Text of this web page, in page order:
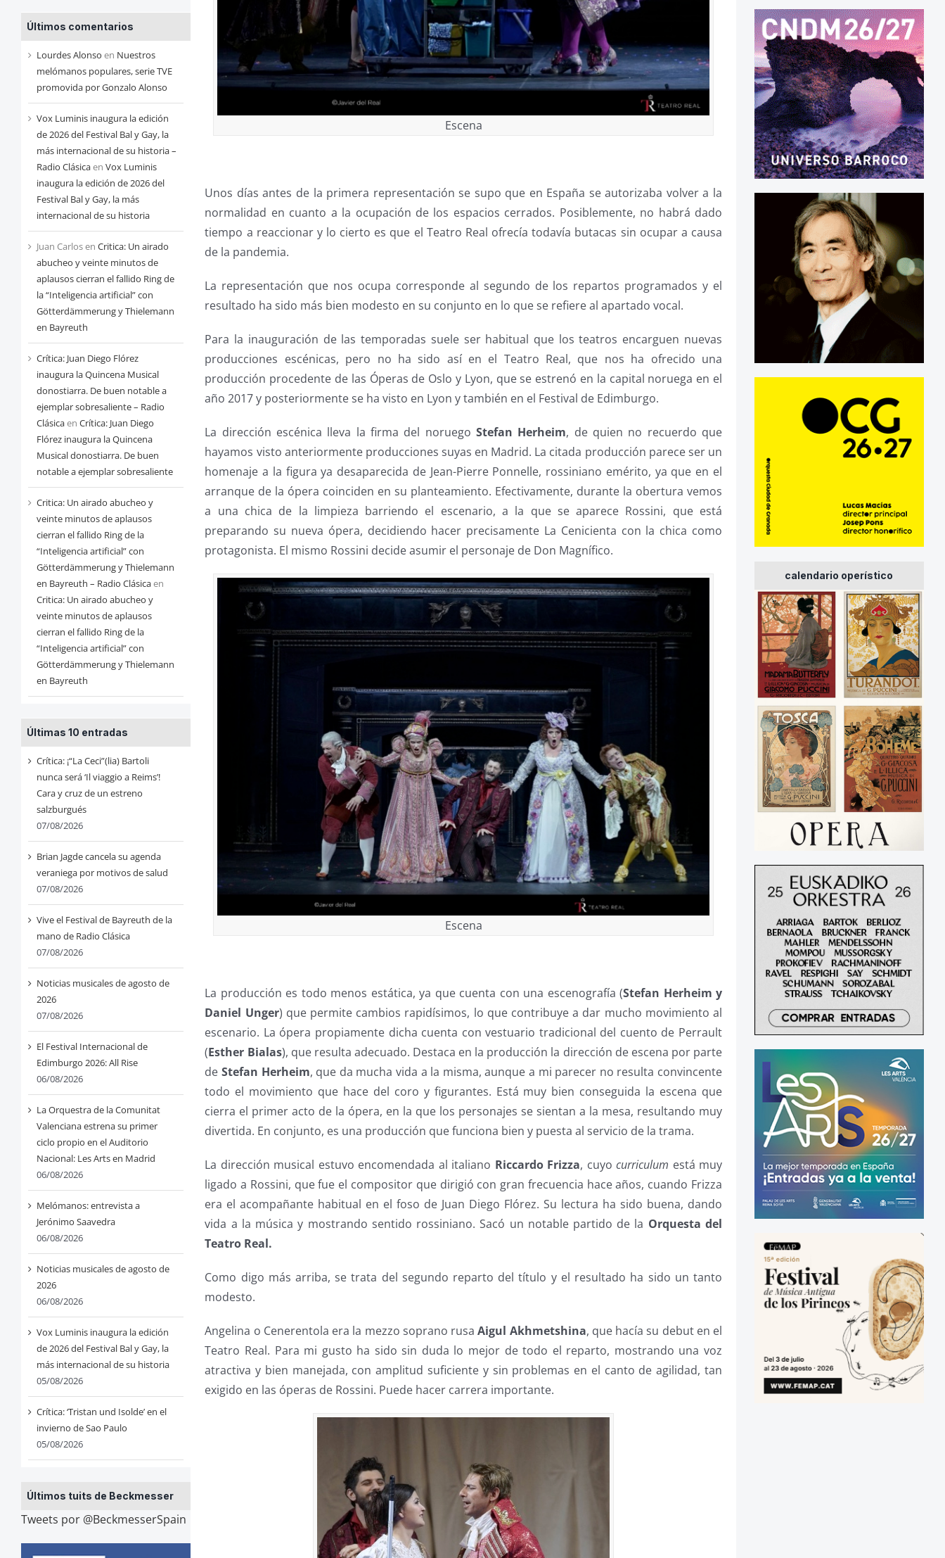
entradas
de
cada
mes
Últimos comentarios
Lourdes Alonso en Nuestros
melómanos populares, serie TVE
promovida por Gonzalo Alonso
Vox Luminis inaugura la edición
de 2026 del Festival Bal y Gay, la
más internacional de su historia –
Radio Clásicaen Vox Luminis
inaugura la edición de 2026 del
Festival Bal y Gay, la más
internacional de su historia
Juan Carlosen Critica: Un airado
abucheo y veinte minutos de
aplausos cierran el fallido Ring de
la “Inteligencia artificial” con
Götterdämmerung y Thielemann
en Bayreuth
Crítica: Juan Diego Flórez
inaugura la Quincena Musical
donostiarra. De buen notable a
ejemplar sobresaliente – Radio
Clásicaen Crítica: Juan Diego
Flórez inaugura la Quincena
Musical donostiarra. De buen
notable a ejemplar sobresaliente
Critica: Un airado abucheo y
veinte minutos de aplausos
cierran el fallido Ring de la
“Inteligencia artificial” con
Götterdämmerung y Thielemann
en Bayreuth – Radio Clásicaen
Critica: Un airado abucheo y
veinte minutos de aplausos
cierran el fallido Ring de la
“Inteligencia artificial” con
Götterdämmerung y Thielemann
en Bayreuth
Últimas 10 entradas
Crítica: ¡“La Ceci”(lia) Bartoli
nunca será ‘Il viaggio a Reims’!
Cara y cruz de un estreno
salzburgués
07/08/2026
Brian Jagde cancela su agenda
veraniega por motivos de salud
07/08/2026
Vive el Festival de Bayreuth de la
mano de Radio Clásica
07/08/2026
Noticias musicales de agosto de
2026
07/08/2026
El Festival Internacional de
Edimburgo 2026: All Rise
06/08/2026
La Orquestra de la Comunitat
Valenciana estrena su primer
ciclo propio en el Auditorio
Nacional: Les Arts en Madrid
06/08/2026
Melómanos: entrevista a
Jerónimo Saavedra
06/08/2026
Noticias musicales de agosto de
2026
06/08/2026
Vox Luminis inaugura la edición
de 2026 del Festival Bal y Gay, la
más internacional de su historia
05/08/2026
Crítica: ‘Tristan und Isolde’ en el
invierno de Sao Paulo
05/08/2026
Últimos tuits de Beckmesser
Tweets por @BeckmesserSpain
Escena
Unos días antes de la primera representación se supo que en España se autorizaba volver a la
normalidad en cuanto a la ocupación de los espacios cerrados. Posiblemente, no habrá dado
tiempo a reaccionar y lo cierto es que el Teatro Real ofrecía todavía butacas sin ocupar a causa
de la pandemia.
La representación que nos ocupa corresponde al segundo de los repartos programados y el
resultado ha sido más bien modesto en su conjunto en lo que se refiere al apartado vocal.
Para la inauguración de las temporadas suele ser habitual que los teatros encarguen nuevas
producciones escénicas, pero no ha sido así en el Teatro Real, que nos ha ofrecido una
producción procedente de las Óperas de Oslo y Lyon, que se estrenó en la capital noruega en el
año 2017 y posteriormente se ha visto en Lyon y también en el Festival de Edimburgo.
La dirección escénica lleva la firma del noruegoStefan Herheim, de quien no recuerdo que
hayamos visto anteriormente producciones suyas en Madrid. La citada producción parece ser un
homenaje a la figura ya desaparecida de Jean-Pierre Ponnelle, rossiniano emérito, ya que en el
arranque de la ópera coinciden en su planteamiento. Efectivamente, durante la obertura vemos
a una chica de la limpieza barriendo el escenario, a la que se aparece Rossini, que está
preparando su nueva ópera, decidiendo hacer precisamente La Cenicienta con la chica como
protagonista. El mismo Rossini decide asumir el personaje de Don Magnífico.
Escena
La producción es todo menos estática, ya que cuenta con una escenografía (Stefan Herheim y
Daniel Unger) que permite cambios rapidísimos, lo que contribuye a dar mucho movimiento al
escenario. La ópera propiamente dicha cuenta con vestuario tradicional del cuento de Perrault
(Esther Bialas), que resulta adecuado. Destaca en la producción la dirección de escena por parte
de Stefan Herheim, que da mucha vida a la misma, aunque a mi parecer no resulta convincente
todo el movimiento que hace del coro y figurantes. Está muy bien conseguida la escena que
cierra el primer acto de la ópera, en la que los personajes se sientan a la mesa, resultando muy
divertida. En conjunto, es una producción que funciona bien y puesta al servicio de la trama.
La dirección musical estuvo encomendada al italiano Riccardo Frizza, cuyocurriculum está muy
ligado a Rossini, que fue el compositor que dirigió con gran frecuencia hace años, cuando Frizza
era el acompañante habitual en el foso de Juan Diego Flórez. Su lectura ha sido buena, dando
vida a la música y mostrando sentido rossiniano. Sacó un notable partido de la Orquesta del
Teatro Real.
Como digo más arriba, se trata del segundo reparto del título y el resultado ha sido un tanto
modesto.
Angelina o Cenerentola era la mezzo soprano rusaAigul Akhmetshina, que hacía su debut en el
Teatro Real. Para mi gusto ha sido sin duda lo mejor de todo el reparto, mostrando una voz
atractiva y bien manejada, con amplitud suficiente y sin problemas en el canto de agilidad, tan
exigido en las óperas de Rossini. Puede hacer carrera importante.
calendario operístico